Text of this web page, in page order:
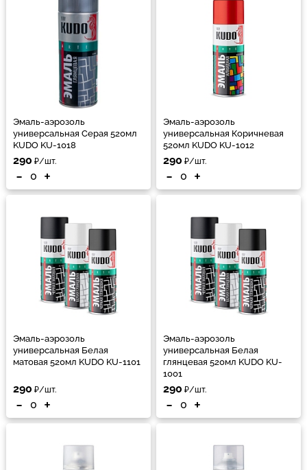
Эмаль-аэрозоль
универсальная Серая 520мл
KUDO KU-1018
290 ₽/шт.
- +
Эмаль-аэрозоль
универсальная Коричневая
520мл KUDO KU-1012
290 ₽/шт.
- +
Эмаль-аэрозоль
универсальная Белая
матовая 520мл KUDO KU-1101
290 ₽/шт.
- +
Эмаль-аэрозоль
универсальная Белая
глянцевая 520мл KUDO KU-
1001
290 ₽/шт.
- +